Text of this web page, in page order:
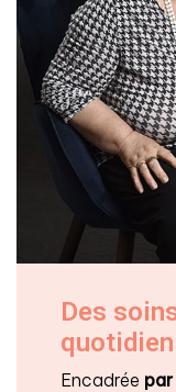
Des
Encadrée